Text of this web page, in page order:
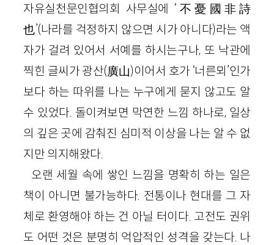
자유실천문인협의회 사무실에 ‘不憂國非詩
也’(나라를 걱정하지 않으면 시가 아니다)라는 액
자가 걸려 있어서 서예를 하시는구나, 또 낙관에
찍힌 글씨가 광산(廣山)이어서 호가 ‘너른뫼’인가
보다 하는 따위를 나는 누구에게 묻지 않고도 알
수 있었다. 돌이켜보면 막연한 느낌 하나로, 일상
의 깊은 곳에 감춰진 심미적 이상을 나는 알 수 없
지만 의지해왔다.
오랜 세월 속에 쌓인 느낌을 명확히 하는 일은
책이 아니면 불가능하다. 전통이나 현대를 그 자
체로 환영해야 하는 건 아닐 터이다. 고전도 권위
도 어떤 것은 분명히 억압적인 성격을 갖는다. 나